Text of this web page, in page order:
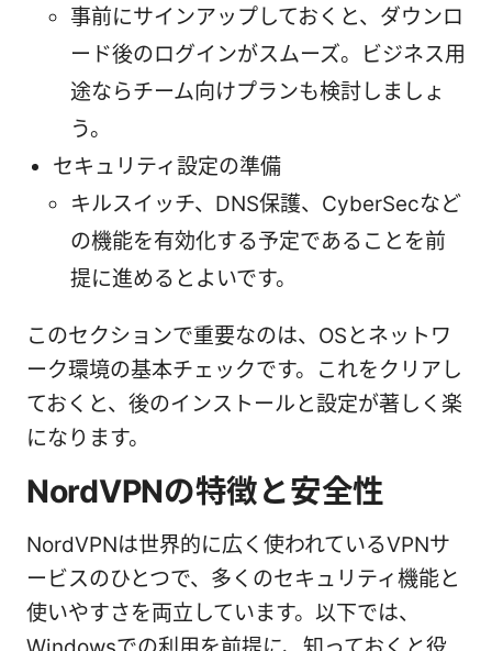
事前にサインアップしておくと、ダウンロ
ード後のログインがスムーズ。ビジネス用
途ならチーム向けプランも検討しましょ
う。
セキュリティ設定の準備
キルスイッチ、DNS保護、CyberSecなど
の機能を有効化する予定であることを前
提に進めるとよいです。
このセクションで重要なのは、OSとネットワ
ーク環境の基本チェックです。これをクリアし
ておくと、後のインストールと設定が著しく楽
になります。
NordVPNの特徴と安全性
NordVPNは世界的に広く使われているVPNサ
ービスのひとつで、多くのセキュリティ機能と
使いやすさを両立しています。以下では、